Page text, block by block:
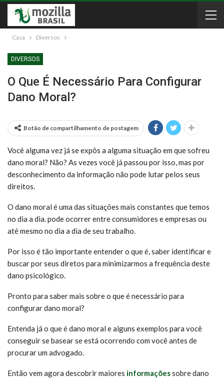
Casa Diversos
DIVERSOS
O Que É Necessário Para Configurar
Dano Moral?
Botão de compartilhamento de postagem
Você alguma vez já se expôs a alguma situação em que sofreu
dano moral? Não? As vezes você já passou por isso, mas por
desconhecimento da informação não pode lutar pelos seus
direitos.
O dano moral é uma das situações mais constantes que temos
no dia a dia. pode ocorrer entre consumidores e empresas ou
até mesmo no dia a dia de seu trabalho.
Por isso é tão importante entender o que é, saber identificar e
buscar por seus diretos para minimizarmos a frequência deste
dano psicológico.
Pronto para saber mais sobre o que é necessário para
configurar dano moral?
Entenda já o que é dano moral e alguns exemplos para você
conseguir se basear se está ocorrendo com você antes de
procurar um advogado.
Então vem agora descobrir maiores informaçõessobre dano